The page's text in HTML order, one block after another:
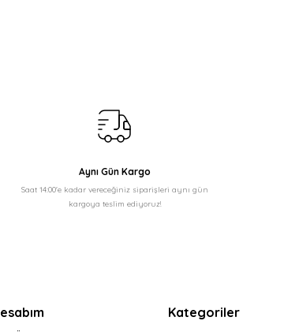
Aynı Gün Kargo
Saat 14:00'e kadar vereceğiniz siparişleri aynı gün
kargoya teslim ediyoruz!
Kategoriler